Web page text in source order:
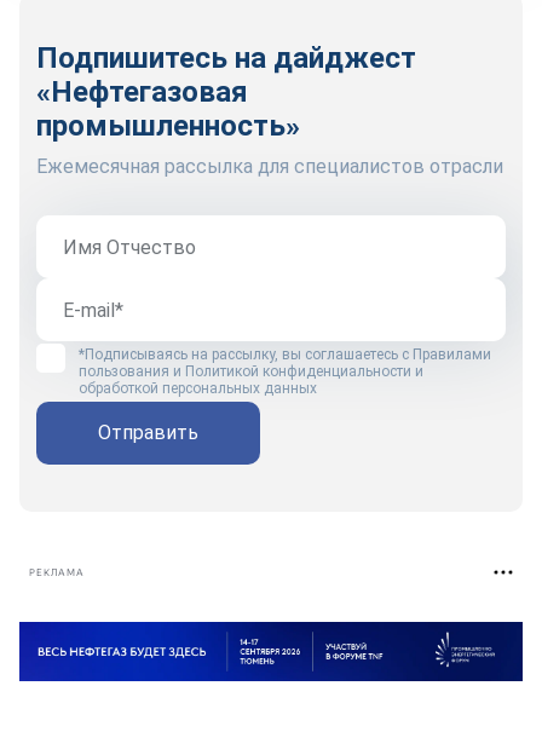
Подпишитесь на дайджест
«Нефтегазовая
промышленность»
Ежемесячная рассылка для специалистов отрасли
*Подписываясь на рассылку, вы соглашаетесь с Правилами
пользования и Политикой конфиденциальности и
обработкой персональных данных
Отправить
РЕКЛАМА